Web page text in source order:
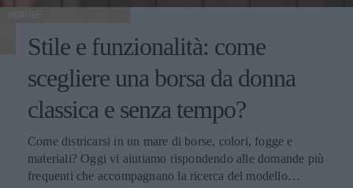
BORSE
Stile e funzionalità: come
scegliere una borsa da donna
classica e senza tempo?
Come districarsi in un mare di borse, colori, fogge e
materiali? Oggi vi aiutiamo rispondendo alle domande più
frequenti che accompagnano la ricerca del modello